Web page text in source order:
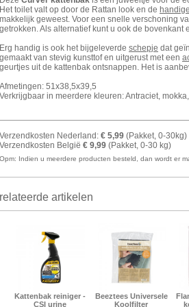
Het toilet valt op door de Rattan look en de
makkelijk geweest. Voor een snelle verschoning
getrokken. Als alternatief kunt u ook de
Erg handig is ook het bijgeleverde schepje dat
gemaakt van stevig kunsttof en uitgerust met een
geurtjes uit de kattenbak ontsnappen. Het is
Afmetingen: 51x38,5x39,5
Verkrijgbaar in meerdere kleuren: Antraciet,
Verzendkosten Nederland: € 5,99 (Pakket, 0-30kg)
Verzendkosten België € 9,99 (Pakket, 0-30 kg)
Opm: Indien u meerdere producten besteld, dan wordt er
artikelen
Kattenbak reiniger -
CSI urine
Beeztees Universele
Koolfilter